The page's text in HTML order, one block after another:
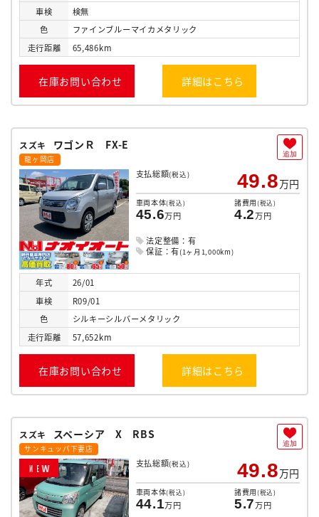
車検
検無
色
ファインブルーマイカメタリック
走行距離 65,486km
在庫お問い合わせ 詳細はこちら
スズキ ワゴンＲ FX-E
龍ヶ岡店
支払総額(税込) 49.8万円
車両本体(税込)
45.6万円
諸費用(税込)
4.2万円
法定整備：有
保証：有(1ヶ月1,000km)
年式
26/01
車検
R09/01
色
シルキーシルバーメタリック
走行距離 57,652km
在庫お問い合わせ 詳細はこちら
追加
スズキ スペーシア X RBS
サンキュッパ下妻店
N E W 支払総額(税込) 49.8万円
車両本体(税込)
44.1万円
諸費用(税込)
5.7万円
追加